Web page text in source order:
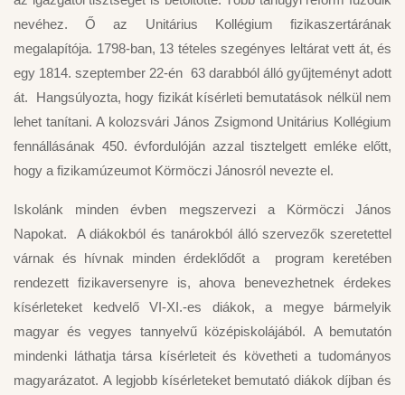
nevéhez. Ő az Unitárius Kollégium fizikaszertárának
megalapítója. 1798-ban, 13 tételes szegényes leltárat vett át, és
egy 1814. szeptember 22-én 63 darabból álló gyűjteményt adott
át. Hangsúlyozta, hogy fizikát kísérleti bemutatások nélkül nem
lehet tanítani. A kolozsvári János Zsigmond Unitárius Kollégium
fennállásának 450. évfordulóján azzal tisztelgett emléke előtt,
hogy a fizikamúzeumot Körmöczi Jánosról nevezte el.
Iskolánk minden évben megszervezi a Körmöczi János
Napokat. A diákokból és tanárokból álló szervezők szeretettel
várnak és hívnak minden érdeklődőt a program keretében
rendezett fizikaversenyre is, ahova benevezhetnek érdekes
kísérleteket kedvelő VI-XI.-es diákok, a megye bármelyik
magyar és vegyes tannyelvű középiskolájából. A bemutatón
mindenki láthatja társa kísérleteit és követheti a tudományos
magyarázatot. A legjobb kísérleteket bemutató diákok díjban és